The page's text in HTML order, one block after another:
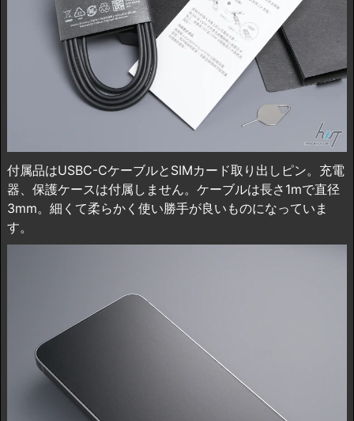
付属品はUSBC-CケーブルとSIMカード取り出しピン。充電
器、保護ケースは付属しません。ケーブルは長さ1mで直径
3mm。細くて柔らかく使い勝手が良いものになっていま
す。